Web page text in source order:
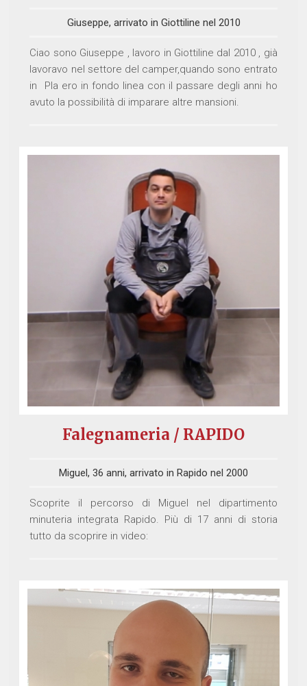
Giuseppe, arrivato in Giottiline nel 2010
Ciao sono Giuseppe , lavoro in Giottiline dal 2010 , già
lavoravo nel settore del camper,quando sono entrato
in Pla ero in fondo linea con il passare degli anni ho
avuto la possibilità di imparare altre mansioni.
Falegnameria / RAPIDO
Miguel, 36 anni, arrivato in Rapido nel 2000
Scoprite il percorso di Miguel nel dipartimento
minuteria integrata Rapido. Più di 17 anni di storia
tutto da scoprire in video: